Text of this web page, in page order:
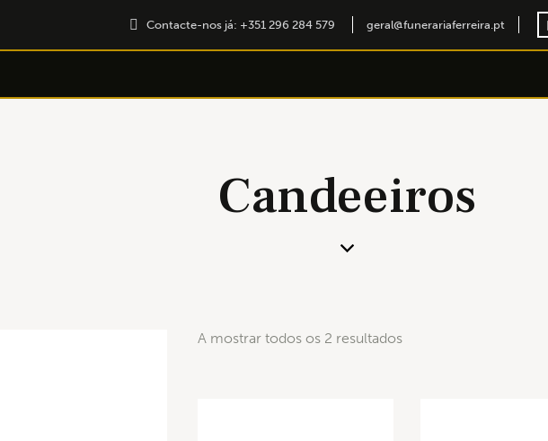
Contacte-nos já: +351 296 284 579 geral@funerariaferreira.pt
Candeeiros
A mostrar todos os 2 resultados